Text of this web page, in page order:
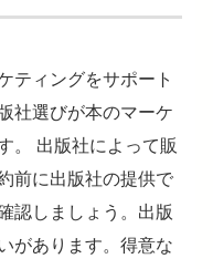
ティングをサポート
社選びが本のマーケ
。 出版社によって販
前に出版社の提供で
認しましょう。出版
があります。得意な